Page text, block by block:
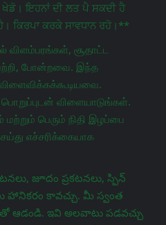
ਇਹਨਾਂ ਦੀ ਲਤ ਪੈ ਸਕਦੀ ਹੈ
ਕਿਰਪਾ ਕਰਕੇ ਸਾਵਧਾਨ ਰਹੋ।**
சூதாட்ட
போன்றவை. இந்த
விளையாடுங்கள்.
பெரும் நிதி இழப்பை
எச்சரிக்கையாக
జూదం ప్రకటనలు, స్పిన్
కావచ్చు. మీ స్వంత
ఆడండి. ఇవి అలవాటు పడవచ్చు